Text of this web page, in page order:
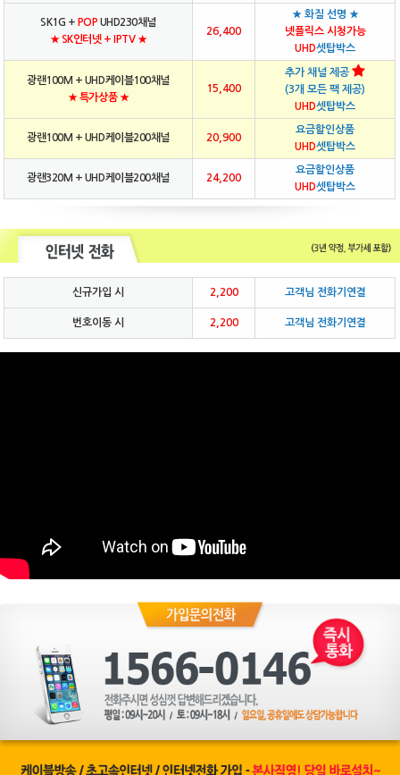
SK1G + POP UHD230채널
★ SK인터넷 + IPTV ★
26,400
★ 화질 선명 ★
넷플릭스 시청가능
UHD셋탑박스
광랜100M + UHD케이블100채널
★ 특가상품 ★
15,400
추가 채널 제공
(3개 모든 팩 제공)
UHD셋탑박스
광랜100M + UHD케이블200채널 20,900
요금할인상품
UHD셋탑박스
광랜320M + UHD케이블200채널 24,200
요금할인상품
UHD셋탑박스
신규가입 시 2,200 고객님 전화기연결
번호이동 시 2,200 고객님 전화기연결